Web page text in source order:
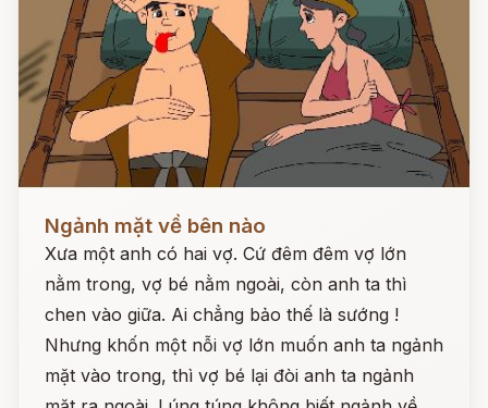
Ngảnh mặt về bên nào
Xưa một anh có hai vợ. Cứ đêm đêm vợ lớn
nằm trong, vợ bé nằm ngoài, còn anh ta thì
chen vào giữa. Ai chẳng bảo thế là sướng !
Nhưng khốn một nỗi vợ lớn muốn anh ta ngảnh
mặt vào trong, thì vợ bé lại đòi anh ta ngảnh